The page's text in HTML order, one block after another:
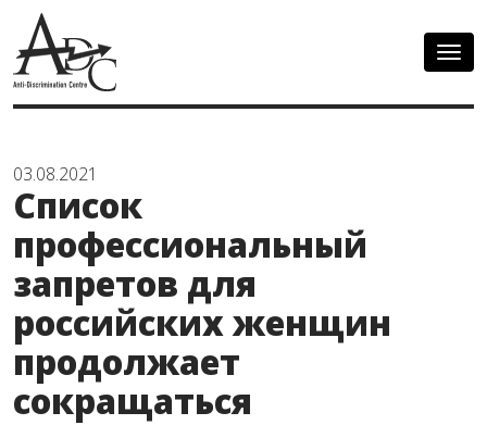
03.08.2021
Список
профессиональный
запретов для
российских женщин
продолжает
сокращаться